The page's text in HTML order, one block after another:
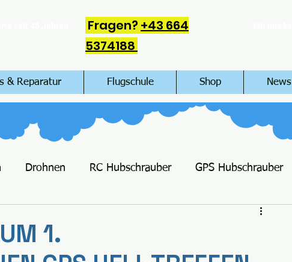
Fragen? +43 664
5374188
& Reparatur Flugschule Shop News
Drohnen RC Hubschrauber GPS Hubschrauber
1.